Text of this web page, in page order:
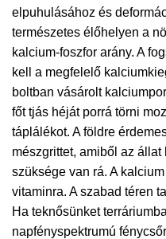
elpuhulásához és
természetes élőhelyen a
kalcium-foszfor arány. A
kell a megfelelő
boltban vásárolt
főt tjás héját porrá törni
táplálékot. A földre
mészgrittet, amiből az
szüksége van rá. A
vitaminra. A szabad téren
Ha teknősünket
napfényspektrumú